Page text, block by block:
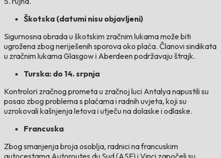
Škotska (datumi nisu objavljeni)
Sigurnosna obrada u škotskim zračnim lukama može biti
ugrožena zbog neriješenih sporova oko plaća. Članovi sindikata
u zračnim lukama Glasgow i Aberdeen podržavaju štrajk.
Turska: do 14. srpnja
Kontrolori zračnog prometa u zračnoj luci Antalya napustili su
posao zbog problema s plaćama i radnih uvjeta, koji su
uzrokovali kašnjenja letova i utječu na dolaske i odlaske.
Francuska
Zbog smanjenja broja osoblja, radnici na francuskim
autocestama Autoroutes du Sud (ASF) i Vinci započeli su